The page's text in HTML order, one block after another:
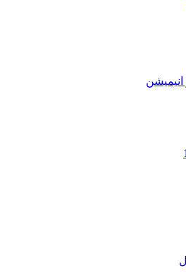
انیمیشن